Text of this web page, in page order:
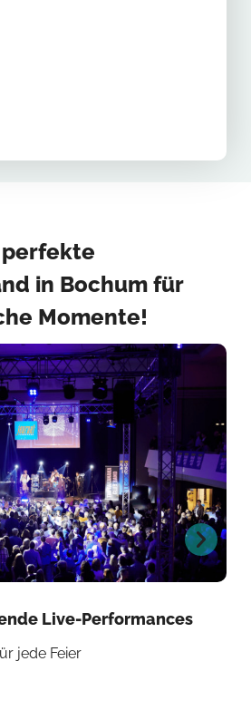
perfekte
in Bochum für
Momente!
Live-Performances
jede Feier